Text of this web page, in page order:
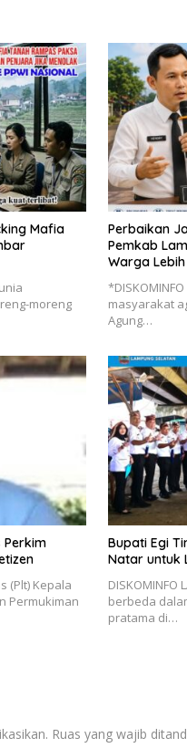
Mafia
moreng
Perbaikan
Pemkab
Warga
masyarakat
Agung…
Perkim
(Plt) Kepala
Permukiman
Bupati Egi
Natar untuk
DISKOMINFO
berbeda
pratama di…
Ruas yang wajib